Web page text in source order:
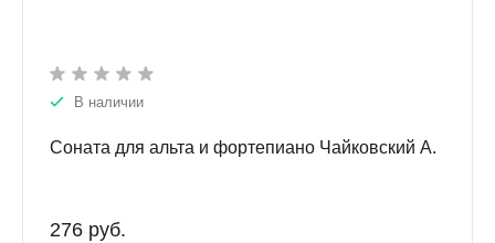
В наличии
Соната для альта и фортепиано Чайковский А.
276 руб.